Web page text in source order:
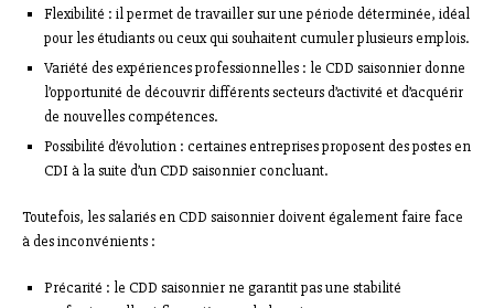
Flexibilité : il permet de travailler sur une période déterminée, idéal
pour les étudiants ou ceux qui souhaitent cumuler plusieurs emplois.
Variété des expériences professionnelles : le CDD saisonnier donne
l’opportunité de découvrir différents secteurs d’activité et d’acquérir
de nouvelles compétences.
Possibilité d’évolution : certaines entreprises proposent des postes en
CDI à la suite d’un CDD saisonnier concluant.
Toutefois, les salariés en CDD saisonnier doivent également faire face
à des inconvénients :
Précarité : le CDD saisonnier ne garantit pas une stabilité